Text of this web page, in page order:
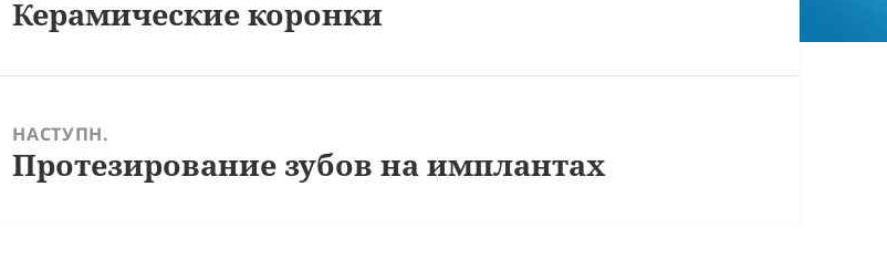
Попередній
Керамические коронки
НАСТУПН.
Наступний
Протезирование зубов на имплантах